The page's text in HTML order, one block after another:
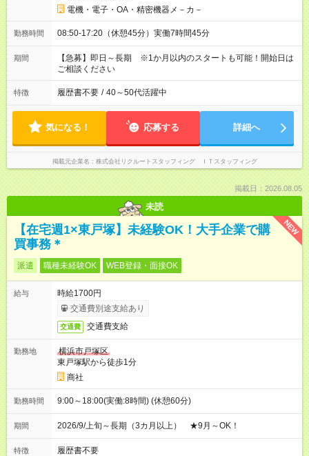
電機・電子・OA・精密機器メ－カ－
勤務時間 08:50-17:20（休憩45分）実働7時間45分
期間
【急募】即日～長期 ※1か月以内のスタートも可能！開始日は
ご相談ください
特徴 履歴書不要 / 40～50代活躍中
気になる！ 応募する 詳細へ
掲載元企業名 株式会社リクルートスタッフィング ＩＴスタッフィング
掲載日：2026.08.05
未読
NEW
【在宅週1×東戸塚】未経験OK！大手企業で購
買事務＊
派遣 職種未経験OK WEB登録・面接OK
給与
時給1700円
交通費別途支給あり
交通費 交通費支給
勤務地
横浜市戸塚区
東戸塚駅から徒歩1分
商社
勤務時間 9:00～18:00(実働:8時間) (休憩60分)
期間 2026/9/上旬～長期（3カ月以上） ★9月～OK！
特徴 履歴書不要